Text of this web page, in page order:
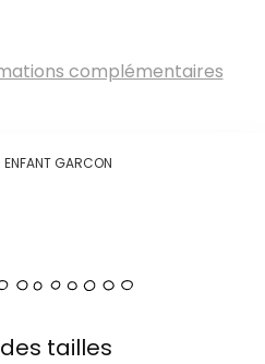
complémentaires
GARCON
tailles